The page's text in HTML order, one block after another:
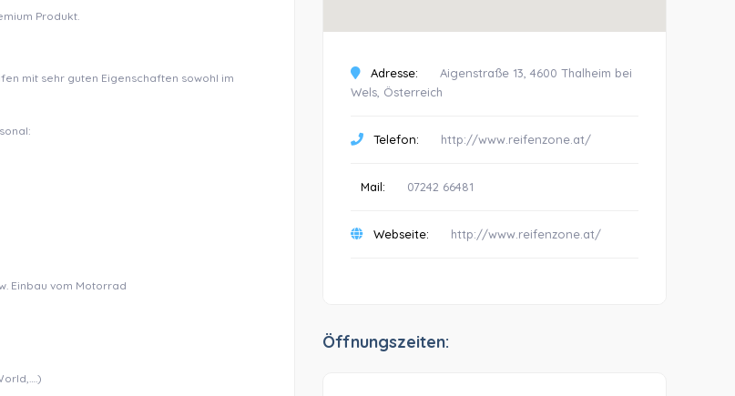
Produkt.
mit sehr guten Eigenschaften sowohl im
Einbau vom Motorrad
Adresse:
Aigenstraße 13, 4600 Thalheim bei
Wels, Österreich
Telefon: http://www.reifenzone.at/
Mail: 07242 66481
Webseite: http://www.reifenzone.at/
Öffnungszeiten: